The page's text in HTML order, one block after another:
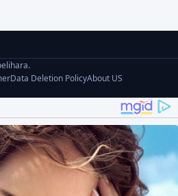
Data Deletion PolicyAbout US